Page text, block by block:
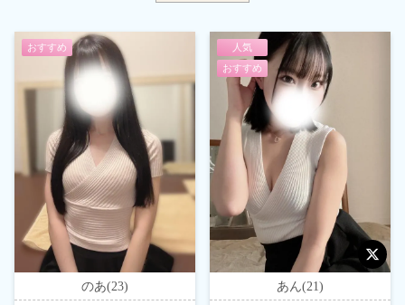
おすすめ
のあ(23)
人気
おすすめ
あん(21)